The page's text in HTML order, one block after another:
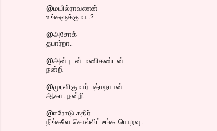
@மயில்ராவணன்
உங்களுக்குமா..?
@அசோக்
தபார்றா..
@அன்புடன் மணிகண்டன்
நன்றி
@முரளிகுமார் பத்மநாபன்
ஆகா.. நன்றி
@ஈரோடு கதிர்
நீங்களே சொல்லிட்டீங்க..பொறவு..